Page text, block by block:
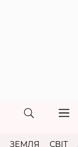
ЗЕМЛЯ СВІТ